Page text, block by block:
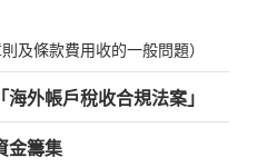
及條款費用收的一般問題）
海外帳戶稅收合規法案」
金籌集